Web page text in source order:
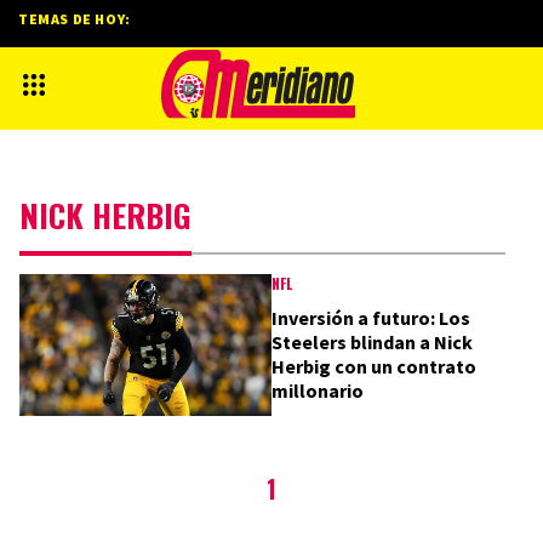
NICK HERBIG
NFL
Inversión a futuro: Los
Steelers blindan a Nick
Herbig con un contrato
millonario
1
TEMAS DE HOY: